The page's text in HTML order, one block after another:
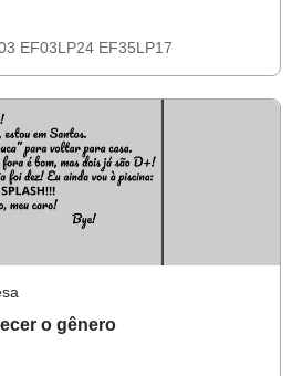
EF03LP24 EF35LP17
o gênero